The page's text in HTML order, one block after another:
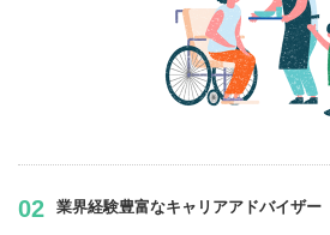
02 業界経験豊富なキャリアアドバイザー